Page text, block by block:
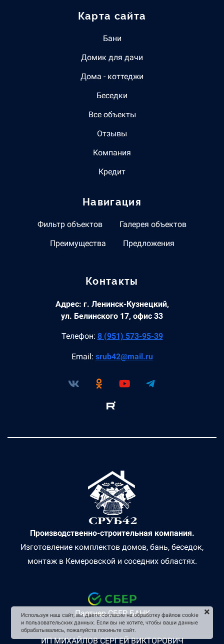
Карта сайта
Бани
Домик для дачи
Дома - коттеджи
Беседки
Все объекты
Отзывы
Компания
Кредит
Навигация
Фильтр объектов
Галерея объектов
Преимущества
Предложения
Контакты
Адрес: г. Ленинск-Кузнецкий,
ул. Белинского 17, офис 33
Телефон: 8 (951) 573-95-39
Email: srub42@mail.ru
Производственно-строительная компания.
Изготовление комплектов домов, бань, беседок,
монтаж в Кемеровской и соседних областях.
Партнер СБЕР БАНК
ИП МИХАЙЛОВ СЕРГЕЙ ВИКТОРОВИЧ
Используя наш сайт, вы даете согласие на обработку файлов cookie
и пользовательских данных. Если вы не хотите, чтобы ваши данные
обрабатывались, пожалуйста покиньте сайт.